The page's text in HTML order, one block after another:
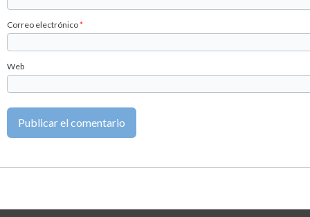
Correo electrónico*
Web